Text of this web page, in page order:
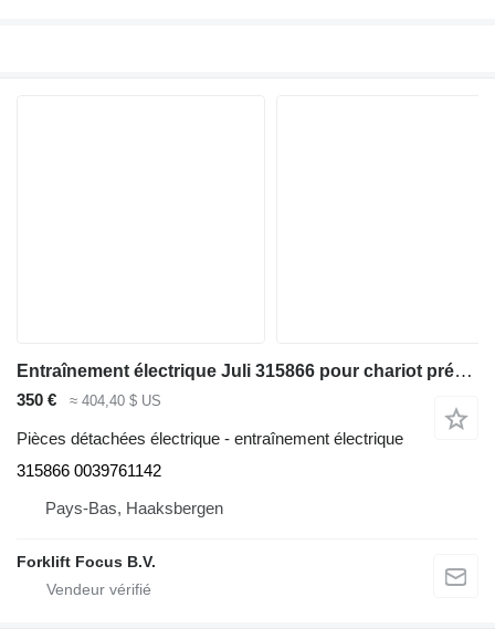
Entraînement électrique Juli 315866 pour chariot préparateur de commandes Linde N20 ,132
350 € ≈ 404,40 $ US
Pièces détachées électrique - entraînement électrique
315866 0039761142
Pays-Bas, Haaksbergen
Forklift Focus B.V.